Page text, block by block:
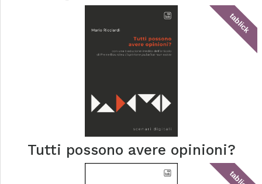
tablick
Tutti possono avere opinioni?